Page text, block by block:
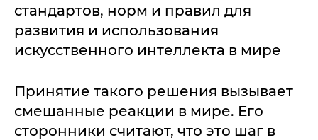
стандартов, норм и правил для
развития и использования
искусственного интеллекта в мире
Принятие такого решения вызывает
смешанные реакции в мире. Его
сторонники считают, что это шаг в